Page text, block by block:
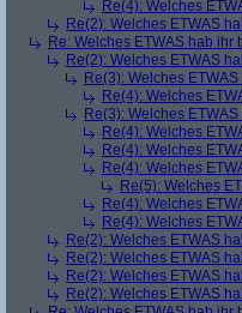
Re(4): Welches
Re(2): Welches ETWAS
Re: Welches ETWAS hab ihr
Re(2): Welches ETWAS
Re(3): Welches
Re(4): Welches
Re(3): Welches
Re(4): Welches
Re(4): Welches
Re(4): Welches
Re(5): Welches
Re(4): Welches
Re(4): Welches
Re(2): Welches ETWAS
Re(2): Welches ETWAS
Re(2): Welches ETWAS
Re(2): Welches ETWAS